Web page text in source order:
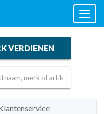
VERDIENEN